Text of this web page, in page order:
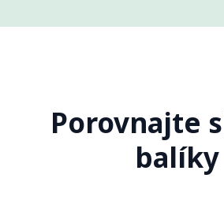
Porovnajte
balíky